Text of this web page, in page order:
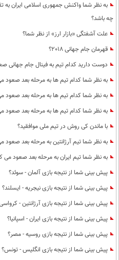
به نظر شما واکنش جمهوری اسلامی ایران به
چه باشد؟
علت آشفتگی «بازار ارز» از نظر شما؟
قهرمان جام جهانی 2018؟
دوست دارید کدام تیم به فینال جام جهانی
به نظر شما کدام تیم ها به مرحله بعد صعود
به نظر شما کدام تیم ها به مرحله بعد صعود
به نظر شما کدام تیم ها به مرحله بعد صعود
با ماندن کی روش در تیم ملی موافقید؟
به نظر شما تیم آرژانتین به مرحله بعد صعود
به نظر شما تیم ایران به مرحله بعد صعود می
پیش بینی شما از نتیجه بازی آلمان - سوئد؟
پیش بینی شما از نتیجه بازی نیجریه - ایسلند؟
پیش بینی شما از نتیجه بازی آرژانتین -
پیش بینی شما از نتیجه بازی ایران - اسپانیا؟
پیش بینی شما از نتیجه بازی روسیه - مصر؟
پیش بینی شما از نتیجه بازی انگلیس - تونس؟